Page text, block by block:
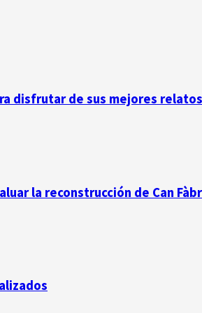
disfrutar de sus mejores relatos
la reconstrucción de Can